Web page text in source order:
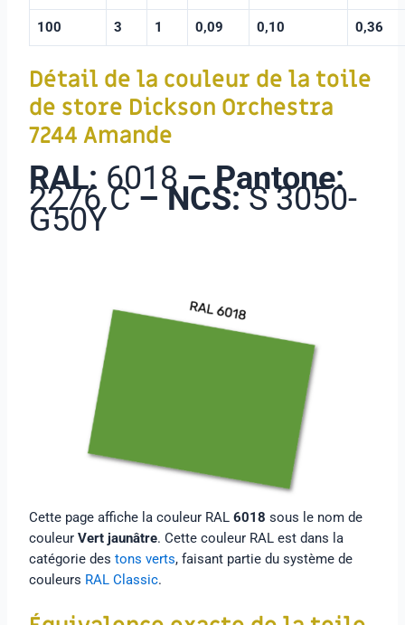
100 3 1 0,09 0,10 0,36
Détail de la couleur de la toile
de store Dickson Orchestra
7244 Amande
RAL: 6018–Pantone:
2276 C– NCS:S 3050-
G50Y
Cette page affiche la couleur RAL6018 sous le nom de
couleurVert jaunâtre. Cette couleur RAL est dans la
catégorie destons verts, faisant partie du système de
couleurs RAL Classic.